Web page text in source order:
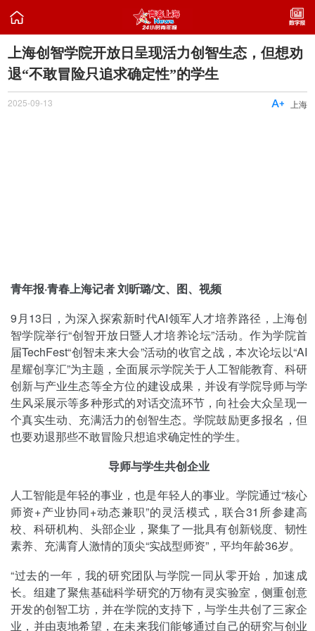

上海创智学院开放日呈现活力创智生态，但想劝
退“不敢冒险只追求确定性”的学生
2025-09-13 上海

青年报·青春上海记者 刘昕璐/文、图、视频
9月13日，为深入探索新时代AI领军人才培养路径，上海创
智学院举行“创智开放日暨人才培养论坛”活动。作为学院首
届TechFest“创智未来大会”活动的收官之战，本次论坛以“AI
星耀创享汇”为主题，全面展示学院关于人工智能教育、科研
创新与产业生态等全方位的建设成果，并设有学院导师与学
生风采展示等多种形式的对话交流环节，向社会大众呈现一
个真实生动、充满活力的创智生态。学院鼓励更多报名，但
也要劝退那些不敢冒险只想追求确定性的学生。
导师与学生共创企业
人工智能是年轻的事业，也是年轻人的事业。学院通过“核心
师资+产业协同+动态兼职”的灵活模式，联合31所参建高
校、科研机构、头部企业，聚集了一批具有创新锐度、韧性
素养、充满育人激情的顶尖“实战型师资”，平均年龄36岁。
“过去的一年，我的研究团队与学院一同从零开始，加速成
长。组建了聚焦基础科学研究的万物有灵实验室，侧重创意
开发的创智工坊，并在学院的支持下，与学生共创了三家企
业，并由衷地希望，在未来我们能够通过自己的研究与创业